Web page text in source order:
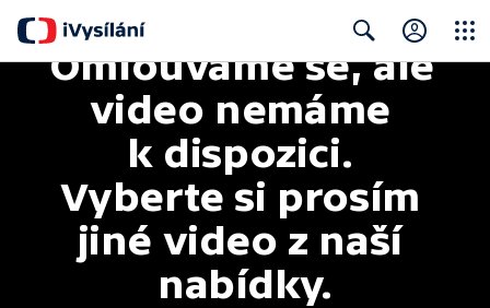
Search
Omlouváme se, ale
video nemáme
k dispozici.
Vyberte si prosím
jiné video z naší
nabídky.